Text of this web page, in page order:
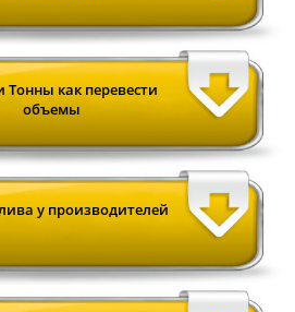
как перевести
объемы
у производителей